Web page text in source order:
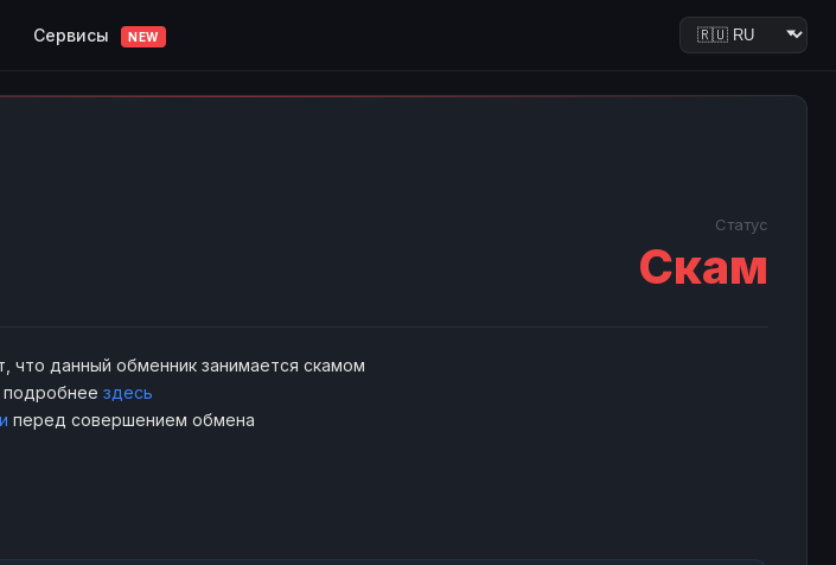
Сервисы NEW
Статус
Скам
что данный обменник занимается скамом
подробнее здесь
перед совершением обмена